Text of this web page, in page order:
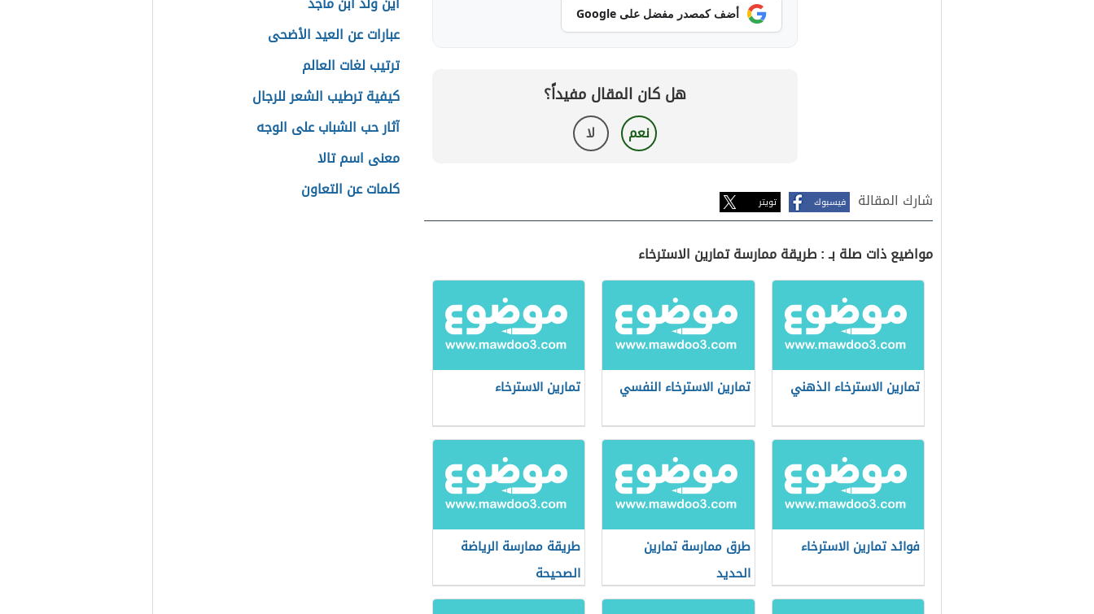
أضف كمصدر مفضل على Google
هل كان المقال مفيداً؟
نعم لا
شارك المقالة فيسبوك تويتر
مواضيع ذات صلة بـ : طريقة ممارسة تمارين الاسترخاء
تمارين الاسترخاء الذهني تمارين الاسترخاء النفسي تمارين الاسترخاء
فوائد تمارين الاسترخاء
طرق ممارسة تمارين
الحديد
طريقة ممارسة الرياضة
الصحيحة
عبارات عن العيد الأضحى
ترتيب لغات العالم
كيفية ترطيب الشعر للرجال
آثار حب الشباب على الوجه
معنى اسم تالا
كلمات عن التعاون